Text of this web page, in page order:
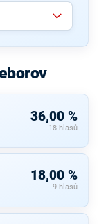
36,00 %
18 hlasů
18,00 %
9 hlasů